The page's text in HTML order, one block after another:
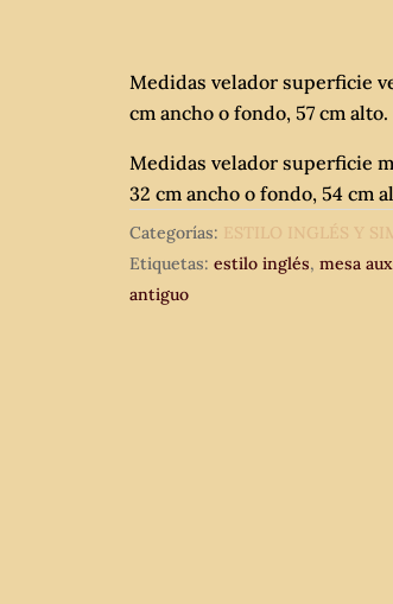
Medidas velador superficie
cm ancho o fondo, 57 cm alto.
Medidas velador superficie
32 cm ancho o fondo, 54 cm
Categorías: ESTILO INGLÉS Y
Etiquetas:estilo inglés,mesa
antiguo